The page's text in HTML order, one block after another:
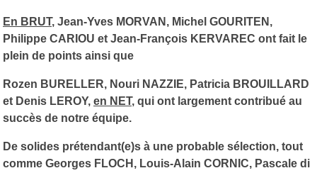
En BRUT, Jean-Yves MORVAN, Michel GOURITEN,
Philippe CARIOU et Jean-François KERVAREC ont fait le
plein de points ainsi que
Rozen BURELLER, Nouri NAZZIE, Patricia BROUILLARD
et Denis LEROY, en NET, qui ont largement contribué au
succès de notre équipe.
De solides prétendant(e)s à une probable sélection, tout
comme Georges FLOCH, Louis-Alain CORNIC, Pascale di